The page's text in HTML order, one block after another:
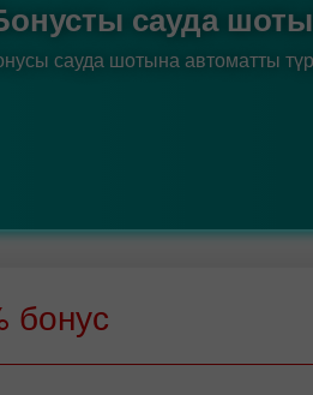
сауда
сауда шотына автоматты
бонус